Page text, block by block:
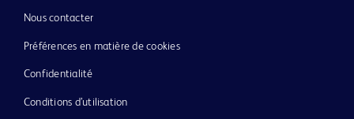
Nous contacter
Préférences en matière de cookies
Confidentialité
Conditions d’utilisation